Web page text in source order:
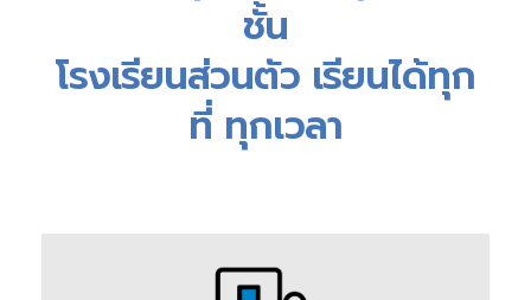
ชั้น
โรงเรียนส่วนตัว เรียนได้ทุก
ที่ ทุกเวลา